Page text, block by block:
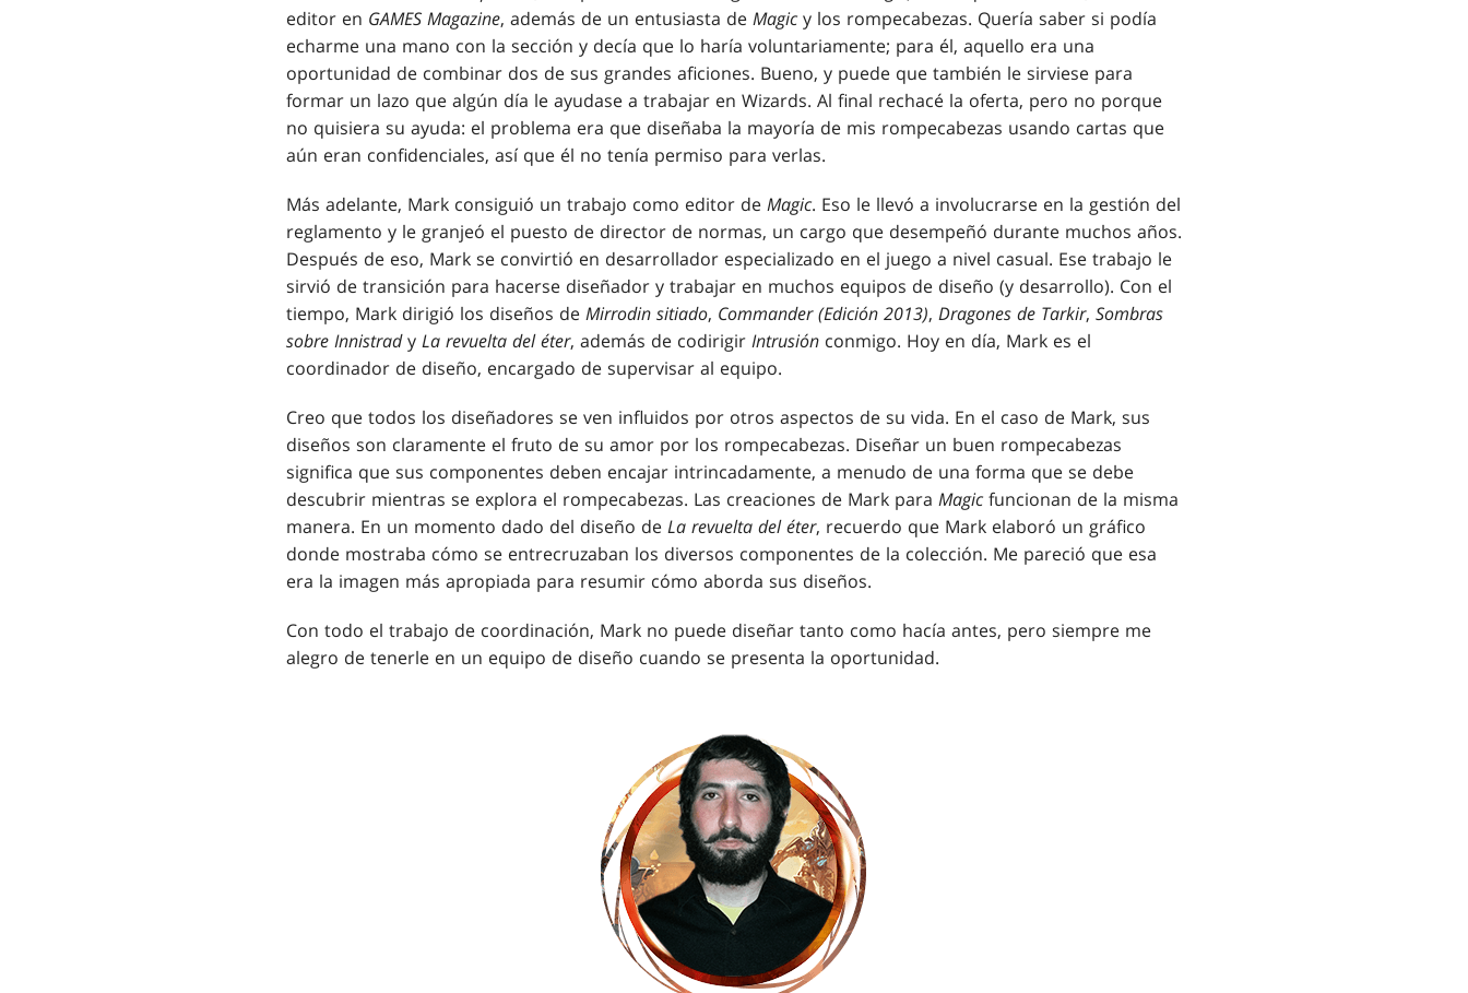
editor en GAMES Magazine, además de un entusiasta de Magic y los rompecabezas. Quería saber si podía
echarme una mano con la sección y decía que lo haría voluntariamente; para él, aquello era una
oportunidad de combinar dos de sus grandes aficiones. Bueno, y puede que también le sirviese para
formar un lazo que algún día le ayudase a trabajar en Wizards. Al final rechacé la oferta, pero no porque
no quisiera su ayuda: el problema era que diseñaba la mayoría de mis rompecabezas usando cartas que
aún eran confidenciales, así que él no tenía permiso para verlas.
Más adelante, Mark consiguió un trabajo como editor de Magic. Eso le llevó a involucrarse en la gestión del
reglamento y le granjeó el puesto de director de normas, un cargo que desempeñó durante muchos años.
Después de eso, Mark se convirtió en desarrollador especializado en el juego a nivel casual. Ese trabajo le
sirvió de transición para hacerse diseñador y trabajar en muchos equipos de diseño (y desarrollo). Con el
tiempo, Mark dirigió los diseños de Mirrodin sitiado, Commander (Edición 2013), Dragones de Tarkir, Sombras
sobre Innistrady La revuelta del éter, además de codirigir Intrusión conmigo. Hoy en día, Mark es el
coordinador de diseño, encargado de supervisar al equipo.
Creo que todos los diseñadores se ven influidos por otros aspectos de su vida. En el caso de Mark, sus
diseños son claramente el fruto de su amor por los rompecabezas. Diseñar un buen rompecabezas
significa que sus componentes deben encajar intrincadamente, a menudo de una forma que se debe
descubrir mientras se explora el rompecabezas. Las creaciones de Mark para Magic funcionan de la misma
manera. En un momento dado del diseño de La revuelta del éter, recuerdo que Mark elaboró un gráfico
donde mostraba cómo se entrecruzaban los diversos componentes de la colección. Me pareció que esa
era la imagen más apropiada para resumir cómo aborda sus diseños.
Con todo el trabajo de coordinación, Mark no puede diseñar tanto como hacía antes, pero siempre me
alegro de tenerle en un equipo de diseño cuando se presenta la oportunidad.